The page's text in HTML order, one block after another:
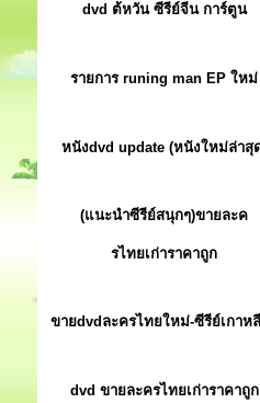
dvd ต้หวัน ซีรีย์จีน การ์ตูน
รายการ runing man EP ใหม่
หนังdvd update (หนังใหม่ล่าสุ
(แนะนำซีรีย์สนุกๆ)ขายละค
รไทยเก่าราคาถูก
ขายdvdละครไทยใหม่-ซีรีย์เกาห
dvd ขายละครไทยเก่าราคาถูก